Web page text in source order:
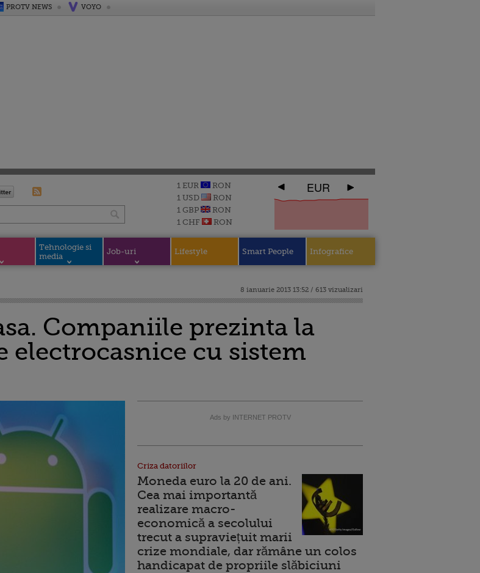
PROTV NEWS VOYO
1 EUR
RON
1 USD
RON
1 GBP
RON
1 CHF
RON
EUR
Tehnologie si
media
Job-uri Lifestyle Smart People Infografice
8 ianuarie 2013 13:52 / 613 vizualizari
Companiile prezinta la
electrocasnice cu sistem
Ads by INTERNET PROTV
Criza datoriilor
Moneda euro la 20 de ani.
Cea mai importantă
realizare macro-
economică a secolului
trecut a supraviețuit marii
crize mondiale, dar rămâne un colos
handicapat de propriile slăbiciuni